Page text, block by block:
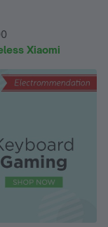
Xiaomi